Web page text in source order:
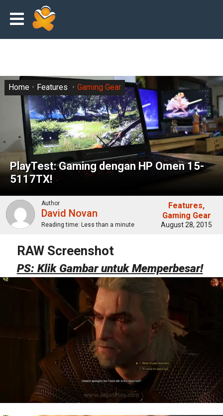
PlayTest: Gaming dengan HP Omen 15-
5117TX!
Home Features Gaming Gear
Author
David Novan
Reading time: Less than a minute
Features
Gaming Gear
August 28, 2015
RAW Screenshot
PS: Klik Gambar untuk Memperbesar!